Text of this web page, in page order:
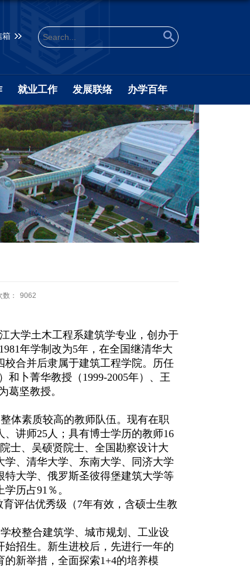
箱
就业工作 发展联络 办学百年
： 9062
大学土木工程系建筑学专业，创办于
年学制改为5年，在全国继清华大
校合并后隶属于建筑工程学院。历任
和卜菁华教授（1999-2005年）、王
葛坚教授。
体素质较高的教师队伍。现有在职
讲师25人；具有博士学历的教师16
士、吴硕贤院士、全国勘察设计大
、清华大学、东南大学、同济大学
大学、俄罗斯圣彼得堡建筑大学等
历占91％。
评估优秀级（7年有效，含硕士生教
校整合建筑学、城市规划、工业设
招生。新生进校后，先进行一年的
新举措，全面探索1+4的培养模